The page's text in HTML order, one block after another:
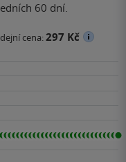
60 dní.
cena:297 Kč